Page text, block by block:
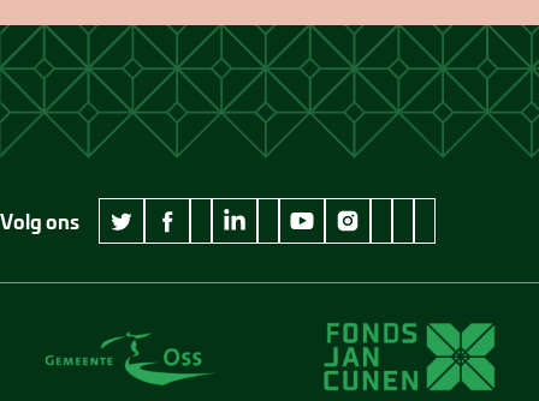
Volg ons
twitter Museum Jan Cunen
facebook Museum Jan Cunen
wikipedia Museum Jan Cunen
linkedin Museum Jan Cunen
googleplus Museum Jan Cunen
youtube Museum Jan Cunen
instagram Museum